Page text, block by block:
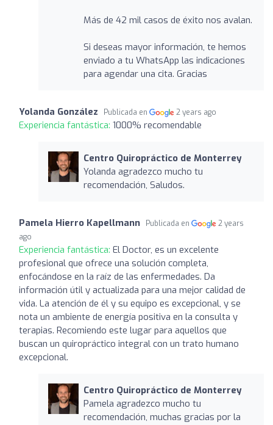
Más de 42 mil casos de éxito nos avalan.
Si deseas mayor información, te hemos
enviado a tu WhatsApp las indicaciones
para agendar una cita. Gracias
Yolanda González Publicada en 2 years ago
Experiencia fantástica: 1000% recomendable
Centro Quiropráctico de Monterrey
Yolanda agradezco mucho tu
recomendación, Saludos.
Pamela Hierro Kapellmann Publicada en
2 years
ago
Experiencia fantástica: El Doctor, es un excelente
profesional que ofrece una solución completa,
enfocándose en la raíz de las enfermedades. Da
información útil y actualizada para una mejor calidad de
vida. La atención de él y su equipo es excepcional, y se
nota un ambiente de energía positiva en la consulta y
terapias. Recomiendo este lugar para aquellos que
buscan un quiropráctico integral con un trato humano
excepcional.
Centro Quiropráctico de Monterrey
Pamela agradezco mucho tu
recomendación, muchas gracias por la